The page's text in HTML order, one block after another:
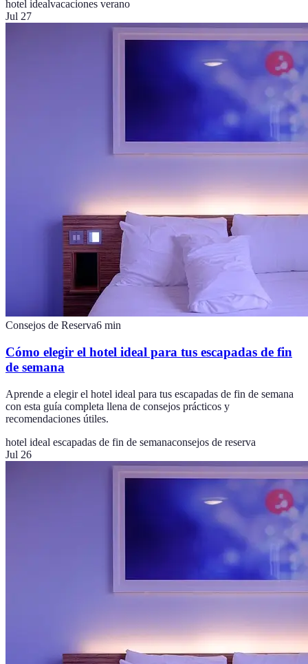
hotel idealvacaciones verano
Jul 27
Consejos de Reserva6 min
Cómo elegir el hotel ideal para tus escapadas de fin
de semana
Aprende a elegir el hotel ideal para tus escapadas de fin de semana
con esta guía completa llena de consejos prácticos y
recomendaciones útiles.
hotel ideal escapadas de fin de semanaconsejos de reserva
Jul 26